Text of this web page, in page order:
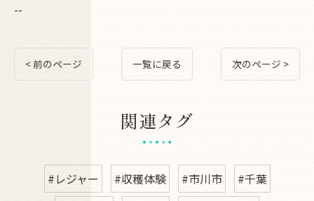
--
< 前のページ 一覧に戻る 次のページ >
関連タグ
#レジャー #収穫体験 #市川市
#千葉